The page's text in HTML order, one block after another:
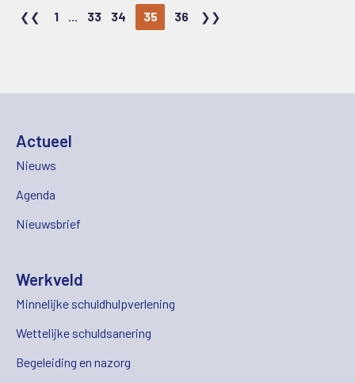
1 ... 33 34 35 36
Actueel
Nieuws
Agenda
Nieuwsbrief
Werkveld
Minnelijke schuldhulpverlening
Wettelijke schuldsanering
Begeleiding en nazorg